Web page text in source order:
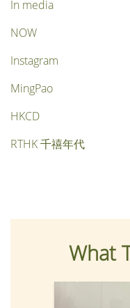
In media
NOW
Instagram
MingPao
HKCD
RTHK 千禧年代
What